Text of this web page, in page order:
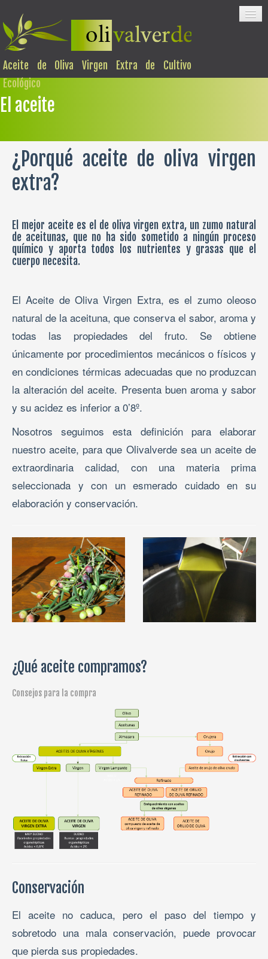
Aceite de Oliva Virgen Extra de Cultivo
Ecológico
INICIO NOSOTROS
El aceite
¿Porqué aceite de oliva virgen
extra?
El mejor aceite es el de oliva virgen extra, un zumo natural
de aceitunas, que no ha sido sometido a ningún proceso
químico y aporta todos los nutrientes y grasas que el
cuerpo necesita.
El Aceite de Oliva Virgen Extra, es el zumo oleoso
natural de la aceituna, que conserva el sabor, aroma y
todas las propiedades del fruto. Se obtiene
únicamente por procedimientos mecánicos o físicos y
en condiciones térmicas adecuadas que no produzcan
la alteración del aceite. Presenta buen aroma y sabor
y su acidez es inferior a 0’8º.
Nosotros seguimos esta definición para elaborar
nuestro aceite, para que Olivalverde sea un aceite de
extraordinaria calidad, con una materia prima
seleccionada y con un esmerado cuidado en su
elaboración y conservación.
¿Qué aceite compramos?
Consejos para la compra
Conservación
El aceite no caduca, pero el paso del tiempo y
sobretodo una mala conservación, puede provocar
que pierda sus propiedades.